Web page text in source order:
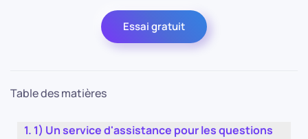
Essai gratuit
Table des matières
1) Un service d'assistance pour les questions